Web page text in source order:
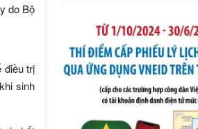
do Bộ
điều trị
sinh
hướng dẫn thi hành Luật
ngoại thương
Ngày ban hành: 21/07/2026
Số kí hiệu:
Tên: Thông tư số 105/2026/
của Bộ Tài chính: Bãi bỏ
87/2019/TT- BТC ngày 19